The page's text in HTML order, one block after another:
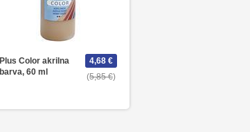
Plus Color akrilna
barva, 60 ml
5,85 €
4,68 €